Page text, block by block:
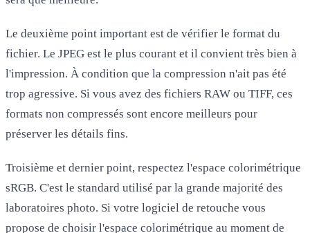
Le deuxième point important est de vérifier le format du
fichier. Le JPEG est le plus courant et il convient très bien à
l'impression. À condition que la compression n'ait pas été
trop agressive. Si vous avez des fichiers RAW ou TIFF, ces
formats non compressés sont encore meilleurs pour
préserver les détails fins.
Troisième et dernier point, respectez l'espace colorimétrique
sRGB. C'est le standard utilisé par la grande majorité des
laboratoires photo. Si votre logiciel de retouche vous
propose de choisir l'espace colorimétrique au moment de